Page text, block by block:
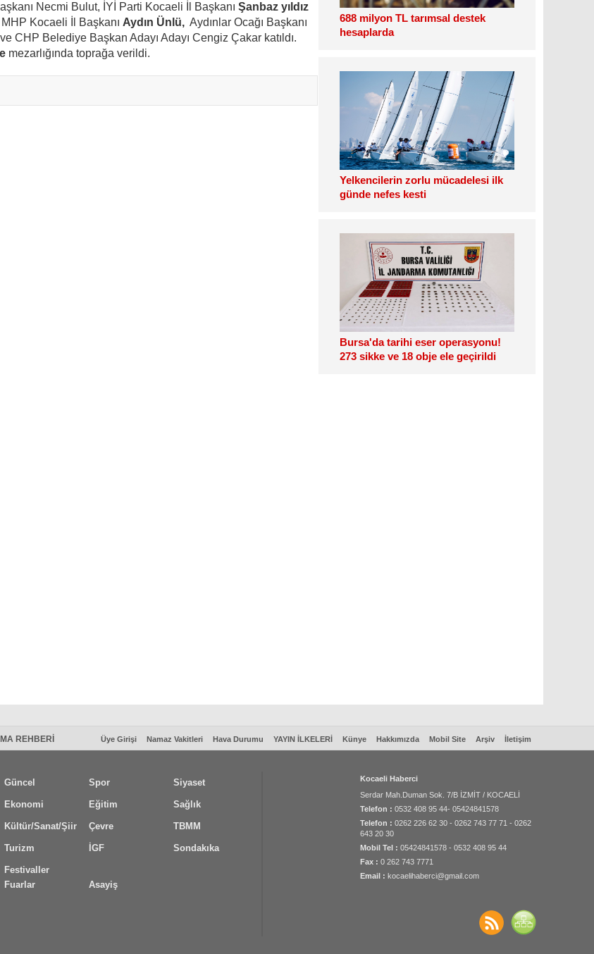
688 milyon TL tarımsal destek
hesaplarda
Yelkencilerin zorlu mücadelesi ilk
günde nefes kesti
Bursa'da tarihi eser operasyonu!
273 sikke ve 18 obje ele geçirildi
Necmi Bulut, İYİ Parti Kocaeli İl Başkanı Şanbaz yıldız
Kocaeli İl Başkanı Aydın Ünlü, Aydınlar Ocağı Başkanı
ve CHP Belediye Başkan Adayı Adayı Cengiz Çakar katıldı.
mezarlığında toprağa verildi.
REHBERİ İletişim
Arşiv
Mobil Site
Hakkımızda
Künye
YAYIN İLKELERİ
Hava Durumu
Namaz Vakitleri
Üye Girişi
Kocaeli Haberci
Serdar Mah.Duman Sok. 7/B İZMİT / KOCAELİ
Telefon : 0532 408 95 44- 05424841578
Telefon : 0262 226 62 30 - 0262 743 77 71 - 0262
643 20 30
Mobil Tel : 05424841578 - 0532 408 95 44
Fax : 0 262 743 7771
Email : kocaelihaberci@gmail.com
Güncel Spor Siyaset
Ekonomi Eğitim Sağlık
Kültür/Sanat/Şiir Çevre TBMM
Turizm İGF Sondakıka
Festivaller
Fuarlar
Asayiş